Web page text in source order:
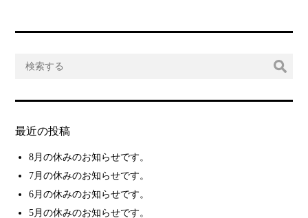
最近の投稿
8月の休みのお知らせです。
7月の休みのお知らせです。
6月の休みのお知らせです。
5月の休みのお知らせです。